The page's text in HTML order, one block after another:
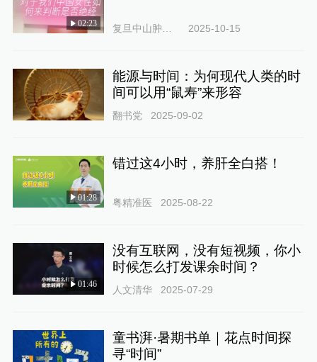
02:23 复旦中山肿瘤徐蓓医生 2025-10-15
能源与时间：为何现代人类的时
间可以用“鼠寿”来形容
翻书党 2025-09-02
01:28
错过这4小时，养肝全白搭！
粤精准医 2025-08-22
01:46
没有互联网，没有短视频，你小
时候怎么打发课余时间？
人文清华 2025-07-29
童书湃·暑期书单｜花点时间探
寻“时间”